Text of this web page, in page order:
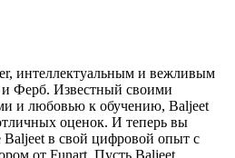
интеллектуальным и вежливым
Ферб. Известный своими
и любовью к обучению, Baljeet
оценок. И теперь вы
Baljeet в свой цифровой опыт с
от Funart. Пусть Baljeet